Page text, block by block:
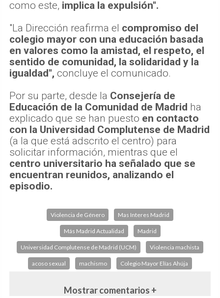
como este, implica la expulsión".
"La Dirección reafirma el compromiso del
colegio mayor con una educación basada
en valores como la amistad, el respeto, el
sentido de comunidad, la solidaridad y la
igualdad", concluye el comunicado.
Por su parte, desde la Consejería de
Educación de la Comunidad de Madrid ha
explicado que se han puesto en contacto
con la Universidad Complutense de Madrid
(a la que está adscrito el centro) para
solicitar información, mientras que el
centro universitario ha señalado que se
encuentran reunidos, analizando el
episodio.
Violencia de Género Mas Interes Madrid
Más Madrid Actualidad Madrid
Universidad Complutense de Madrid (UCM) Violencia machista
acoso sexual machismo Colegio Mayor Elías Ahúja
Mostrar comentarios +